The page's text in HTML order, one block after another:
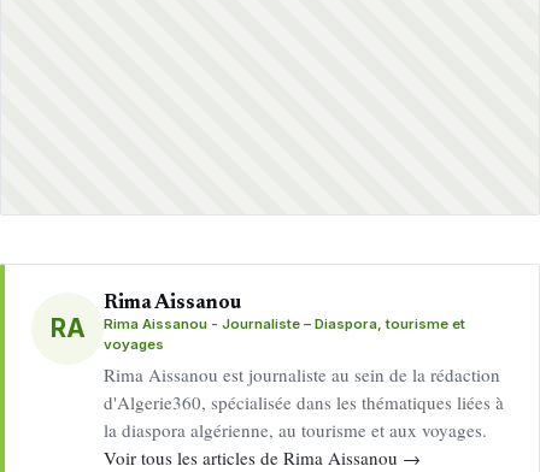
RA
Rima Aissanou
Rima Aissanou - Journaliste – Diaspora, tourisme et
voyages
Rima Aissanou est journaliste au sein de la rédaction
d'Algerie360, spécialisée dans les thématiques liées à
la diaspora algérienne, au tourisme et aux voyages.
Voir tous les articles de Rima Aissanou →